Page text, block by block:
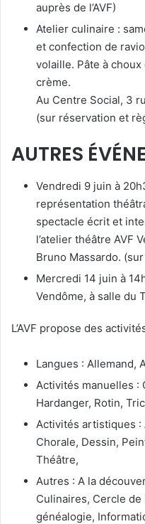
auprès de l’AVF)
Atelier culinaire :
et confection de
volaille. Pâte à
crème.
Au Centre Social, 3
(sur réservation et
AUTRES
Vendredi 9 juin à
représentation
spectacle écrit et
l’atelier théâtre AVF
Bruno Massardo.
Mercredi 14 juin à
Vendôme, à salle du
L’AVF propose des
Langues : Allemand,
Activités manuelles :
Hardanger, Rotin,
Activités artistiques :
Chorale, Dessin,
Théâtre,
Autres : A la
Culinaires, Cercle
généalogie,